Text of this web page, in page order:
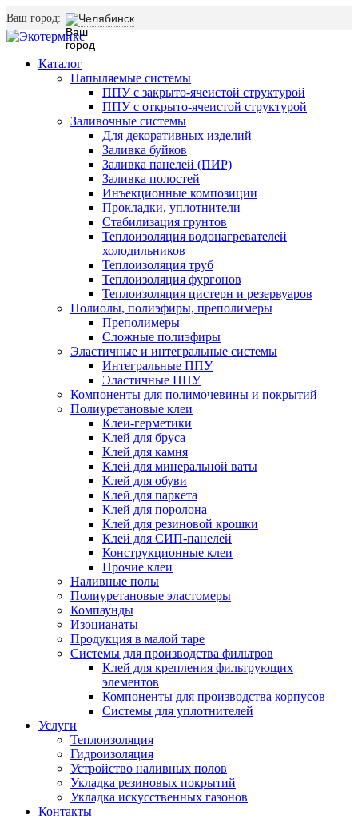
Ваш город: Челябинск
Каталог
Напыляемые системы
ППУ с закрыто-ячеистой структурой
ППУ с открыто-ячеистой структурой
Заливочные системы
Для декоративных изделий
Заливка буйков
Заливка панелей (ПИР)
Заливка полостей
Инъекционные композиции
Прокладки, уплотнители
Стабилизация грунтов
Теплоизоляция водонагревателей
холодильников
Теплоизоляция труб
Теплоизоляция фургонов
Теплоизоляция цистерн и резервуаров
Полиолы, полиэфиры, преполимеры
Преполимеры
Сложные полиэфиры
Эластичные и интегральные системы
Интегральные ППУ
Эластичные ППУ
Компоненты для полимочевины и покрытий
Полиуретановые клеи
Клеи-герметики
Клей для бруса
Клей для камня
Клей для минеральной ваты
Клей для обуви
Клей для паркета
Клей для поролона
Клей для резиновой крошки
Клей для СИП-панелей
Конструкционные клеи
Прочие клеи
Наливные полы
Полиуретановые эластомеры
Компаунды
Изоцианаты
Продукция в малой таре
Системы для производства фильтров
Клей для крепления фильтрующих
элементов
Компоненты для производства корпусов
Системы для уплотнителей
Услуги
Теплоизоляция
Гидроизоляция
Устройство наливных полов
Укладка резиновых покрытий
Укладка искусственных газонов
Контакты